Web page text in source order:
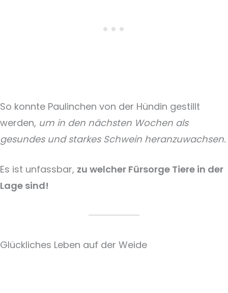
So konnte Paulinchen von der Hündin gestillt
werden, um in den nächsten Wochen als
gesundes und starkes Schwein heranzuwachsen.
Es ist unfassbar, zu welcher Fürsorge Tiere in der
Lage sind!
Glückliches Leben auf der Weide